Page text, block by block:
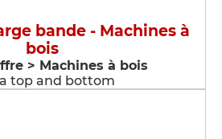
bande - Machines à
bois
> Machines à bois
top and bottom